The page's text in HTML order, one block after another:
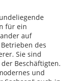
für ein
auf
des
Sie sind
Beschäftigten.
und